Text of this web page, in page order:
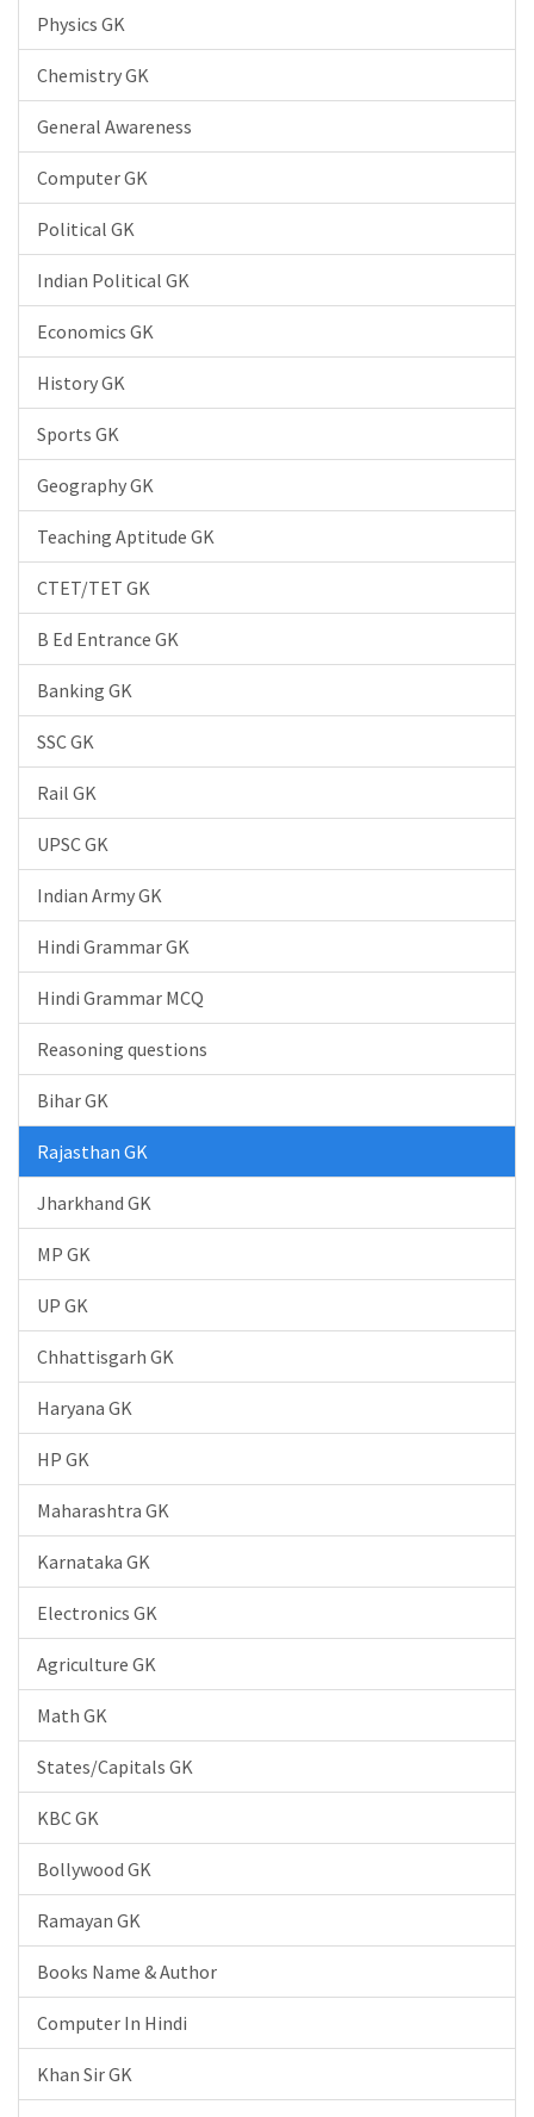
Physics GK
Chemistry GK
General Awareness
Computer GK
Political GK
Indian Political GK
Economics GK
History GK
Sports GK
Geography GK
Teaching Aptitude GK
CTET/TET GK
B Ed Entrance GK
Banking GK
SSC GK
Rail GK
UPSC GK
Indian Army GK
Hindi Grammar GK
Hindi Grammar MCQ
Reasoning questions
Bihar GK
Rajasthan GK
Jharkhand GK
MP GK
UP GK
Chhattisgarh GK
Haryana GK
HP GK
Maharashtra GK
Karnataka GK
Electronics GK
Agriculture GK
Math GK
States/Capitals GK
KBC GK
Bollywood GK
Ramayan GK
Books Name & Author
Computer In Hindi
Khan Sir GK